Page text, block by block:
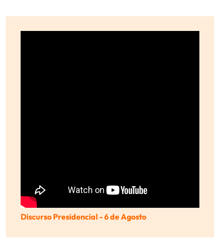
Discurso Presidencial - 6 de Agosto